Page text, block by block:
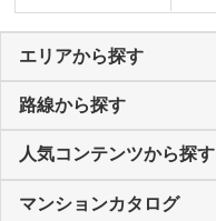
エリアから探す
路線から探す
人気コンテンツから探す
マンションカタログ